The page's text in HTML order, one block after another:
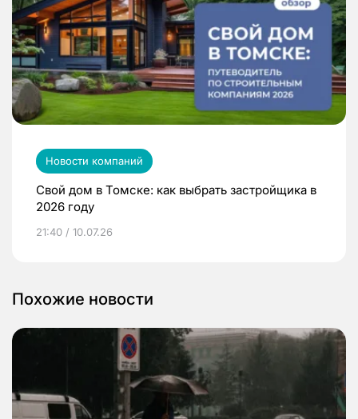
Новости компаний
Свой дом в Томске: как выбрать застройщика в
2026 году
21:40 / 10.07.26
Похожие новости